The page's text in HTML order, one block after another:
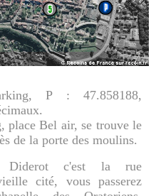
P : 47.858188,
place Bel air, se trouve le
de la porte des moulins.
Diderot c'est la rue
cité, vous passerez